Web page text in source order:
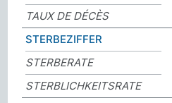
TAUX DE DÉCÈS
STERBEZIFFER
STERBERATE
STERBLICHKEITSRATE